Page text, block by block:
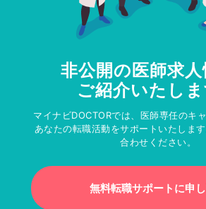
非公開の医師求人
ご紹介いたしま
マイナビDOCTORでは、医師専任のキ
あなたの転職活動をサポートいたしま
合わせください。
無料転職サポートに申